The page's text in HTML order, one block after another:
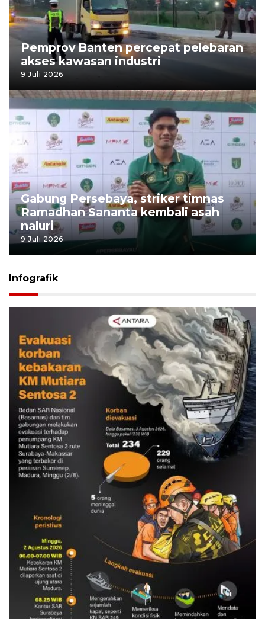
Pemprov Banten percepat pelebaran
akses kawasan industri
9 Juli 2026
Gabung Persebaya, striker timnas
Ramadhan Sananta kembali asah
naluri
9 Juli 2026
Infografik